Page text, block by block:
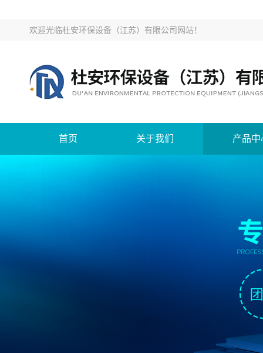
欢迎光临杜安环保设备（江苏）有限公司网站！
首页 关于我们 产品中